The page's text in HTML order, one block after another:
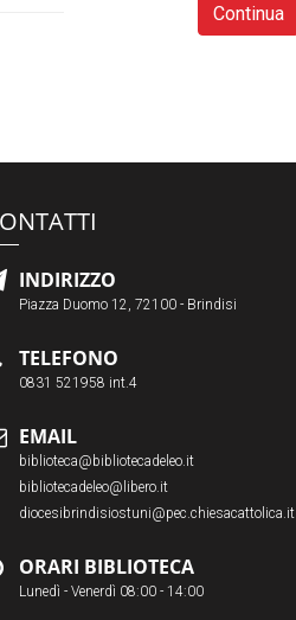
Continua
INDIRIZZO
Piazza Duomo 12, 72100 - Brindisi
TELEFONO
0831 521958 int.4
EMAIL
biblioteca@bibliotecadeleo.it
bibliotecadeleo@libero.it
diocesibrindisiostuni@pec.chiesacattolica.it
ORARI BIBLIOTECA
Lunedì - Venerdì 08:00 - 14:00